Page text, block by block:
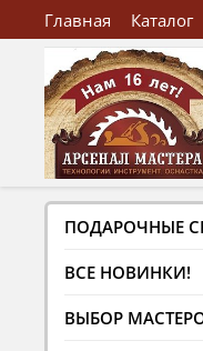
Главная Каталог
ПОДАРОЧНЫЕ
ВСЕ НОВИНКИ!
ВЫБОР